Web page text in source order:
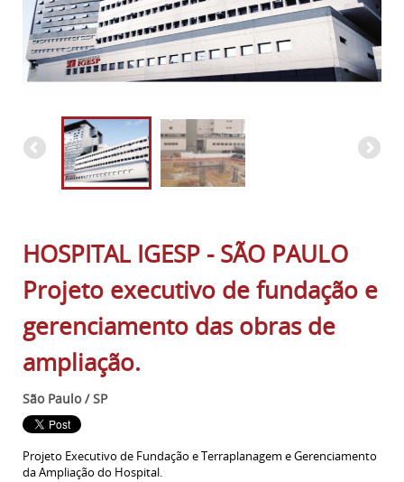
HOSPITAL IGESP - SÃO PAULO
Projeto executivo de fundação e
gerenciamento das obras de
ampliação.
São Paulo / SP
Projeto Executivo de Fundação e Terraplanagem e Gerenciamento
da Ampliação do Hospital.